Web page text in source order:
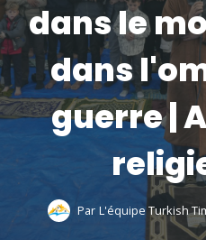
dans le
dans
guerre |
Par L'équipe Turkish